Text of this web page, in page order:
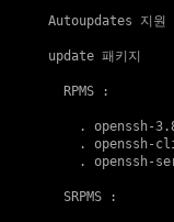
Autoupdates 지원
update 패키지
  RPMS :
    .
openssh-
    .
openssh-
    .
openssh-
  SRPMS :